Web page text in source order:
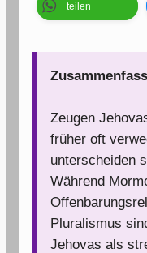
teilen
Zeugen
früher oft
unterscheiden
Während
Pluralismus
Jehovas als